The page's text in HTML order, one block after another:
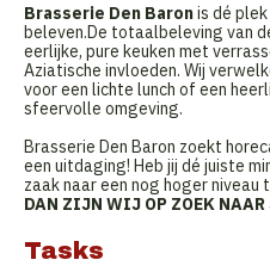
Brasserie Den Baronis dé
beleven.De totaalbeleving van
eerlijke, pure keuken met
Aziatische invloeden. Wij
voor een lichte lunch of een
sfeervolle omgeving.
Brasserie Den Baron zoekt
een uitdaging! Heb jij dé juiste
zaak naar een nog hoger niveau
DAN ZIJN WIJ OP ZOEK NAAR
Tasks